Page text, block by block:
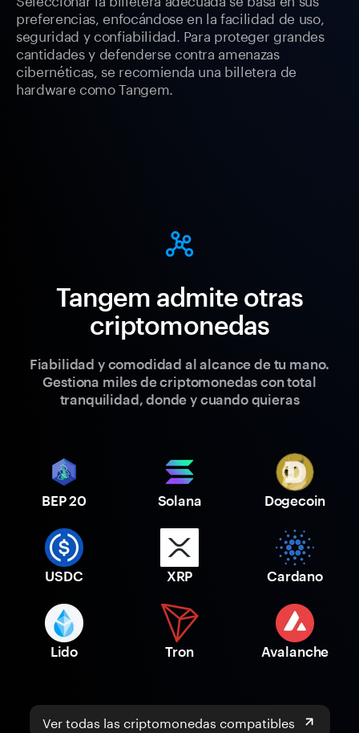
preferencias, enfocándose en la facilidad de uso,
seguridad y confiabilidad. Para proteger grandes
cantidades y defenderse contra amenazas
cibernéticas, se recomienda una billetera de
hardware como Tangem.
Tangem admite otras
criptomonedas
Fiabilidad y comodidad al alcance de tu mano.
Gestiona miles de criptomonedas con total
tranquilidad, donde y cuando quieras
BEP 20 Solana Dogecoin
USDC XRP Cardano
Lido Tron Avalanche
Ver todas las criptomonedas compatibles